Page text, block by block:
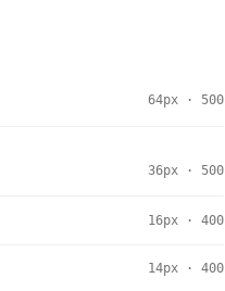
64px · 500
36px · 500
16px · 400
14px · 400